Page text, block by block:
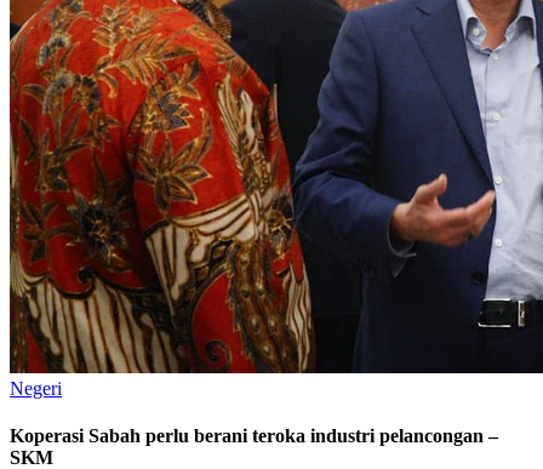
Negeri
Koperasi Sabah perlu berani teroka industri pelancongan –
SKM